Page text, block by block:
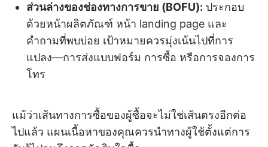
ส่วนล่างของช่องทางการขาย (BOFU): ประกอบ
ด้วยหน้าผลิตภัณฑ์ หน้า landing page และ
คำถามที่พบบ่อย เป้าหมายควรมุ่งเน้นไปที่การ
แปลง—การส่งแบบฟอร์ม การซื้อ หรือการจองการ
โทร
แม้ว่าเส้นทางการซื้อของผู้ซื้อจะไม่ใช่เส้นตรงอีกต่อ
ไปแล้ว แผนเนื้อหาของคุณควรนำทางผู้ใช้ตั้งแต่การ